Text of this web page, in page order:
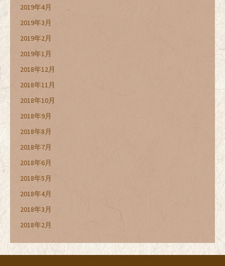
2019年4月
2019年3月
2019年2月
2019年1月
2018年12月
2018年11月
2018年10月
2018年9月
2018年8月
2018年7月
2018年6月
2018年5月
2018年4月
2018年3月
2018年2月